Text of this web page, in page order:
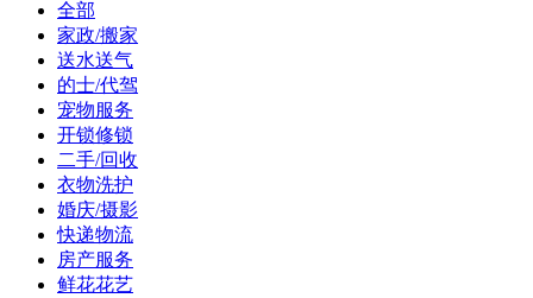
全部
家政/搬家
送水送气
的士/代驾
宠物服务
开锁修锁
二手/回收
衣物洗护
婚庆/摄影
快递物流
房产服务
鲜花花艺